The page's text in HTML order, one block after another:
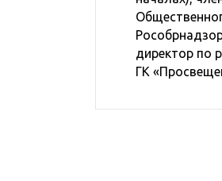
директор по
ГК